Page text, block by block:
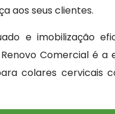
aos seus clientes.
e imobilização
Comercial é
colares